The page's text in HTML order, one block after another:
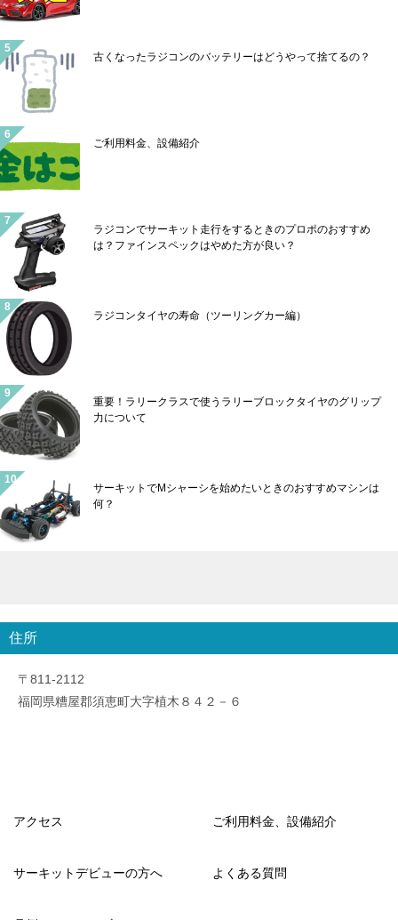
古くなったラジコンのバッテリーはどうやって捨てるの？
ご利用料金、設備紹介
ラジコンでサーキット走行をするときのプロポのおすすめ
は？ファインスペックはやめた方が良い？
ラジコンタイヤの寿命（ツーリングカー編）
重要！ラリークラスで使うラリーブロックタイヤのグリップ
力について
サーキットでMシャーシを始めたいときのおすすめマシンは
何？
住所
〒811-2112
福岡県糟屋郡須恵町大字植木８４２－６
アクセス ご利用料金、設備紹介
サーキットデビューの方へ よくある質問